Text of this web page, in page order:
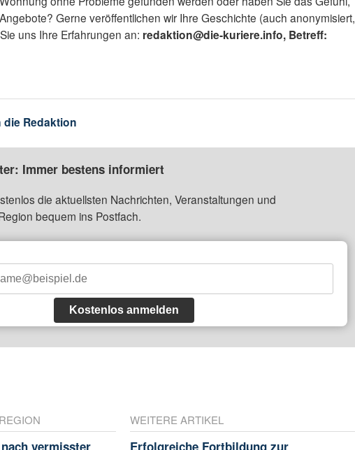
Gerne veröffentlichen wir Ihre Geschichte (auch anonymisiert,
uns Ihre Erfahrungen an: redaktion@die-kuriere.info, Betreff:
die Redaktion
Immer bestens informiert
die aktuellsten Nachrichten, Veranstaltungen und
bequem ins Postfach.
Kostenlos anmelden
WEITERE ARTIKEL